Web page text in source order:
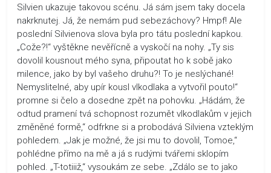
Silvien ukazuje takovou scénu. Já sám jsem taky docela
nakrknutej. Já, že nemám pud sebezáchovy? Hmpf! Ale
poslední Silvienova slova byla pro tátu poslední kapkou.
„Cože?!“ vyštěkne nevěřícně a vyskočí na nohy. „Ty sis
dovolil kousnout mého syna, připoutat ho k sobě jako
milence, jako by byl vašeho druhu?! To je neslýchané!
Nemyslitelné, aby upír kousl vlkodlaka a vytvořil pouto!“
promne si čelo a dosedne zpět na pohovku. „Hádám, že
odtud pramení tvá schopnost rozumět vlkodlakům v jejich
změněné formě,“ odfrkne si a probodává Silviena vzteklým
pohledem. „Jak je možné, že jsi mu to dovolil, Tomoe,“
pohlédne přímo na mě a já s rudými tvářemi sklopím
pohled. „T-totiiiž,“ vysoukám ze sebe. „Zdálo se to jako